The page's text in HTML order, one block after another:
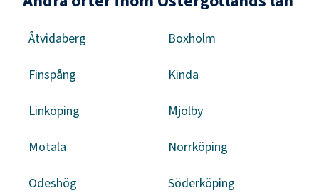
Åtvidaberg Boxholm
Finspång Kinda
Linköping Mjölby
Motala Norrköping
Ödeshög Söderköping